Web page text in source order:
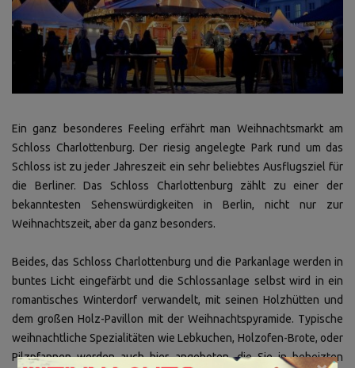
Ein ganz besonderes Feeling erfährt man Weihnachtsmarkt am
Schloss Charlottenburg. Der riesig angelegte Park rund um das
Schloss ist zu jeder Jahreszeit ein sehr beliebtes Ausflugsziel für
die Berliner. Das Schloss Charlottenburg zählt zu einer der
bekanntesten Sehenswürdigkeiten in Berlin, nicht nur zur
Weihnachtszeit, aber da ganz besonders.
Beides, das Schloss Charlottenburg und die Parkanlage werden in
buntes Licht eingefärbt und die Schlossanlage selbst wird in ein
romantisches Winterdorf verwandelt, mit seinen Holzhütten und
dem großen Holz-Pavillon mit der Weihnachtspyramide. Typische
weihnachtliche Spezialitäten wie Lebkuchen, Holzofen-Brote, oder
Pilzpfannen werden auch hier angeboten, die Sie in beheizten